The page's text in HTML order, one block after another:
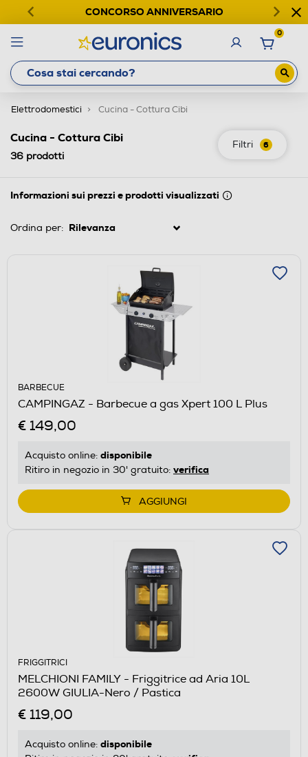
CONCORSO ANNIVERSARIO
0
Elettrodomestici Cucina - Cottura Cibi
Filtri 6
Cucina - Cottura Cibi
36 prodotti
Informazioni sui prezzi e prodotti visualizzati
Ordina per:
BARBECUE
CAMPINGAZ - Barbecue a gas Xpert 100 L Plus
€ 149,00
Acquisto online: disponibile
Ritiro in negozio in 30' gratuito: verifica
AGGIUNGI
FRIGGITRICI
MELCHIONI FAMILY - Friggitrice ad Aria 10L
2600W GIULIA-Nero / Pastica
€ 119,00
Acquisto online: disponibile